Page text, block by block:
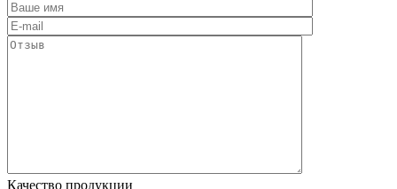
Качество продукции